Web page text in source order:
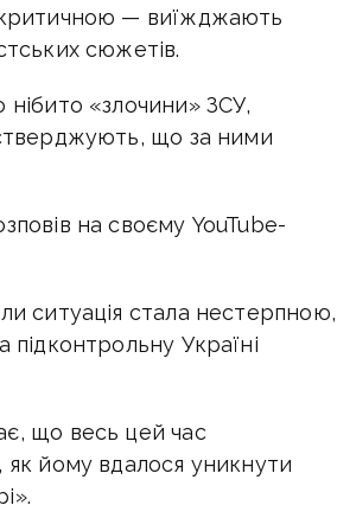
критичною — виїжджають
сюжетів.
нібито «злочини» ЗСУ,
стверджують, що за ними
на своєму YouTube-
ситуація стала нестерпною,
Україні
що весь цей час
йому вдалося уникнути